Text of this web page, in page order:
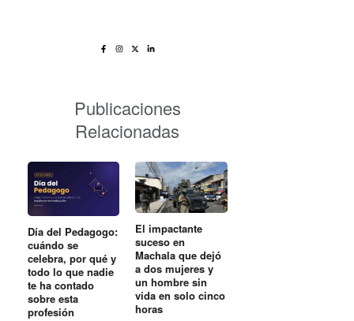
Publicaciones
Relacionadas
Día del Pedagogo:
cuándo se
celebra, por qué y
todo lo que nadie
te ha contado
sobre esta
profesión
El impactante
suceso en
Machala que dejó
a dos mujeres y
un hombre sin
vida en solo cinco
horas